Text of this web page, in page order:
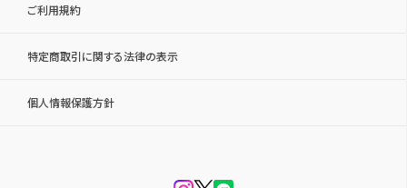
ご利用規約
特定商取引に関する法律の表示
個人情報保護方針